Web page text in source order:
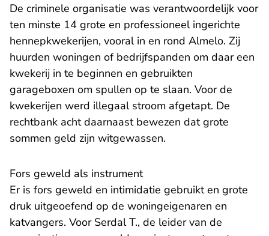
De criminele organisatie was verantwoordelijk voor
ten minste 14 grote en professioneel ingerichte
hennepkwekerijen, vooral in en rond Almelo. Zij
huurden woningen of bedrijfspanden om daar een
kwekerij in te beginnen en gebruikten
garageboxen om spullen op te slaan. Voor de
kwekerijen werd illegaal stroom afgetapt. De
rechtbank acht daarnaast bewezen dat grote
sommen geld zijn witgewassen.
Fors geweld als instrument
Er is fors geweld en intimidatie gebruikt en grote
druk uitgeoefend op de woningeigenaren en
katvangers. Voor Serdal T., de leider van de